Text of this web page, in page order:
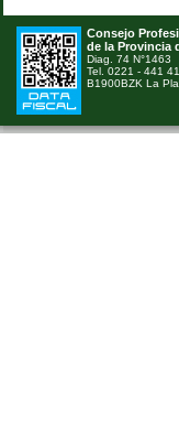
Consejo
de la Provincia
Diag. 74 N°1463
Tel. 0221 - 441
B1900BZK La